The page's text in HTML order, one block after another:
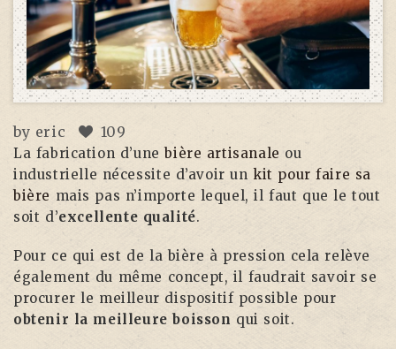
by eric 109
La fabrication d’unebière artisanale ou
industrielle nécessite d’avoir un kit pour faire sa
bière mais pas n’importe lequel, il faut que le tout
soit d’excellente qualité.
Pour ce qui est de la bière à pression cela relève
également du même concept, il faudrait savoir se
procurer le meilleur dispositif possible pour
obtenir la meilleure boisson qui soit.